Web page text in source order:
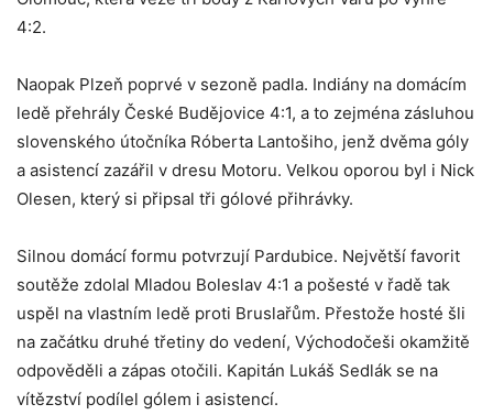
4:2.
Naopak Plzeň poprvé v sezoně padla. Indiány na domácím
ledě přehrály České Budějovice 4:1, a to zejména zásluhou
slovenského útočníka Róberta Lantošiho, jenž dvěma góly
a asistencí zazářil v dresu Motoru. Velkou oporou byl i Nick
Olesen, který si připsal tři gólové přihrávky.
Silnou domácí formu potvrzují Pardubice. Největší favorit
soutěže zdolal Mladou Boleslav 4:1 a pošesté v řadě tak
uspěl na vlastním ledě proti Bruslařům. Přestože hosté šli
na začátku druhé třetiny do vedení, Východočeši okamžitě
odpověděli a zápas otočili. Kapitán Lukáš Sedlák se na
vítězství podílel gólem i asistencí.